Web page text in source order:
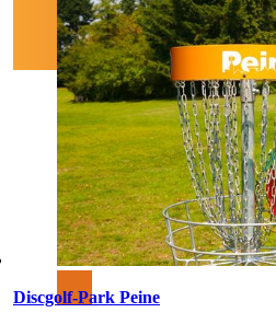
Discgolf-Park Peine